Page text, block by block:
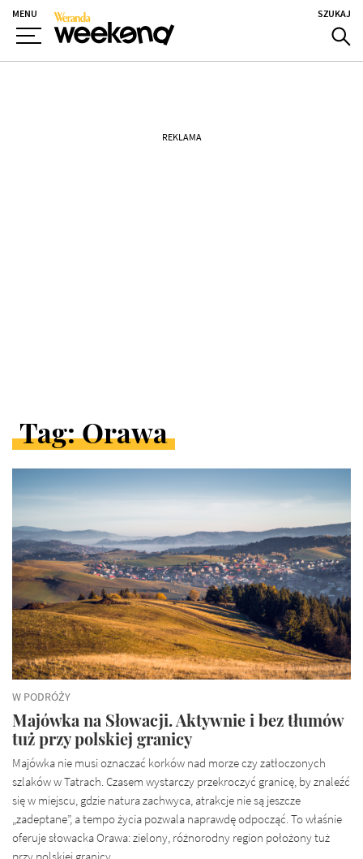
MENU SZUKAJ
REKLAMA
Tag: Orawa
ARTYKUŁY
W
KATEGORII
W PODRÓŻY
Majówka na Słowacji. Aktywnie i bez tłumów
tuż przy polskiej granicy
Majówka nie musi oznaczać korków nad morze czy zatłoczonych
szlaków w Tatrach. Czasem wystarczy przekroczyć granicę, by znaleźć
się w miejscu, gdzie natura zachwyca, atrakcje nie są jeszcze
„zadeptane”, a tempo życia pozwala naprawdę odpocząć. To właśnie
oferuje słowacka Orawa: zielony, różnorodny region położony tuż